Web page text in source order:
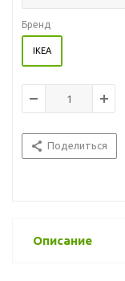
Бренд
IKEA
Поделиться
Описание